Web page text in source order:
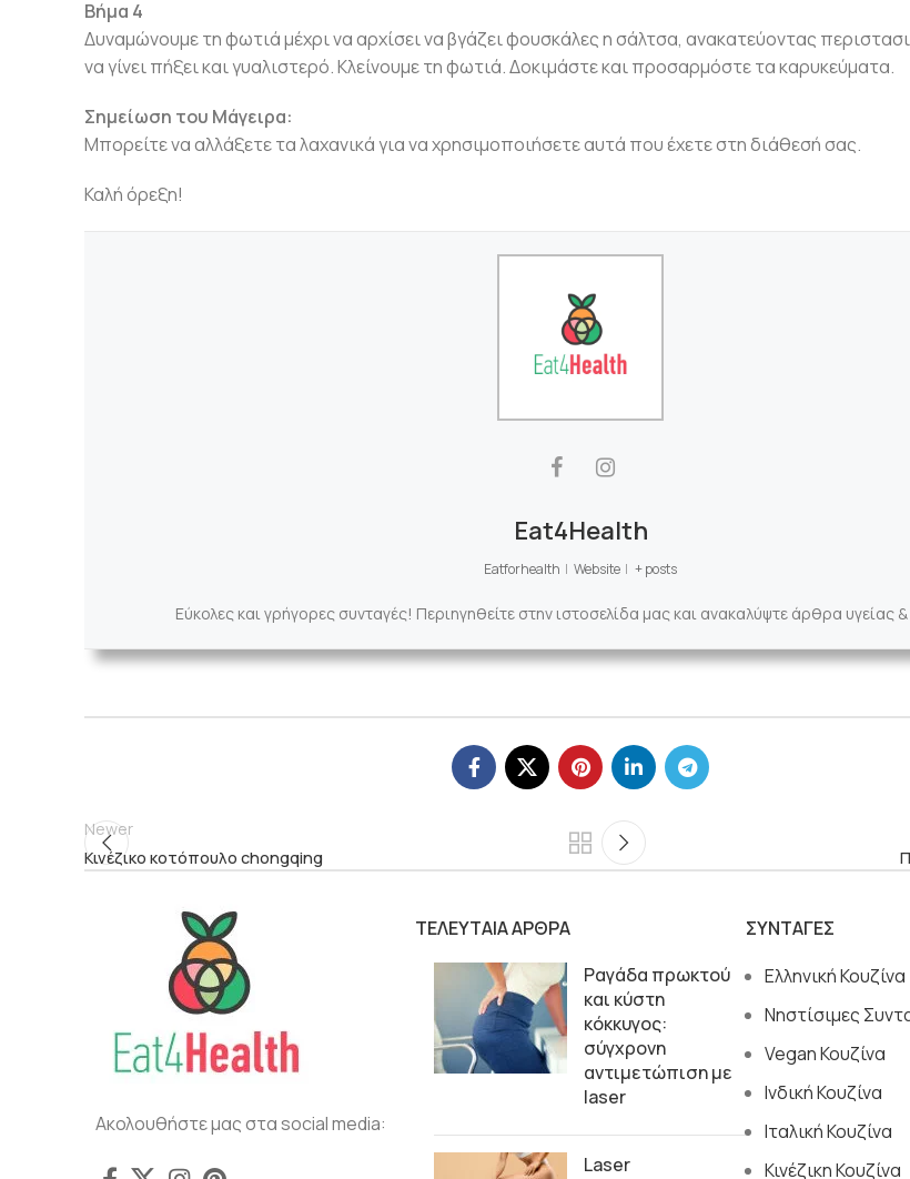
Βήμα 4
Δυναμώνουμε τη φωτιά μέχρι να αρχίσει να βγάζει φουσκάλες η σάλτσα, ανακατεύοντας
να γίνει πήξει και γυαλιστερό. Κλείνουμε τη φωτιά. Δοκιμάστε και προσαρμόστε τα καρυκεύματα.
Σημείωση του Μάγειρα:
Μπορείτε να αλλάξετε τα λαχανικά για να χρησιμοποιήσετε αυτά που έχετε στη διάθεσή σας.
Καλή όρεξη!
Eat4Health
Eatforhealth | Website | + posts
Εύκολες και γρήγορες συνταγές! Περιηγηθείτε στην ιστοσελίδα μας και ανακαλύψτε άρθρα υγείας
Newer
Κινέζικο κοτόπουλο chongqing
Ακολουθήστε μας στα social media:
ΤΕΛΕΥΤΑΙΑ ΑΡΘΡΑ
Ραγάδα πρωκτού
και κύστη
κόκκυγος:
σύγχρονη
αντιμετώπιση με
laser
Laser
ΣΥΝΤΑΓΕΣ
Ελληνική Κουζίνα
Νηστίσιμες
Vegan Κουζίνα
Ινδική Κουζίνα
Ιταλική Κουζίνα
Κινέζικη Κουζίνα